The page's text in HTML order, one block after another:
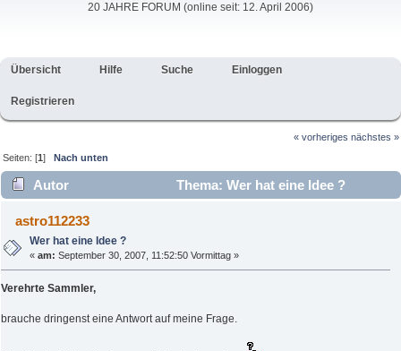
20 JAHRE FORUM (online seit: 12. April 2006)
Übersicht Hilfe Suche Einloggen
Registrieren
« vorheriges nächstes »
Seiten: [1]Nach unten
Autor
Thema: Wer hat eine Idee ?
(Gelesen 3018 mal)
astro112233
Wer hat eine Idee ?
«am: September 30, 2007, 11:52:50 Vormittag »
Verehrte Sammler,
brauche dringenst eine Antwort auf meine Frage.